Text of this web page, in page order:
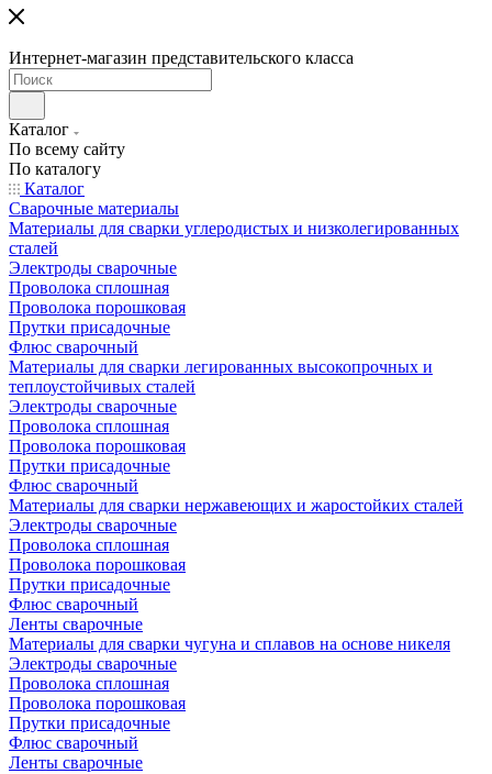
Интернет-магазин представительского класса
Каталог
По всему сайту
По каталогу
Каталог
Сварочные материалы
Материалы для сварки углеродистых и низколегированных
сталей
Электроды сварочные
Проволока сплошная
Проволока порошковая
Прутки присадочные
Флюс сварочный
Материалы для сварки легированных высокопрочных и
теплоустойчивых сталей
Электроды сварочные
Проволока сплошная
Проволока порошковая
Прутки присадочные
Флюс сварочный
Материалы для сварки нержавеющих и жаростойких сталей
Электроды сварочные
Проволока сплошная
Проволока порошковая
Прутки присадочные
Флюс сварочный
Ленты сварочные
Материалы для сварки чугуна и сплавов на основе никеля
Электроды сварочные
Проволока сплошная
Проволока порошковая
Прутки присадочные
Флюс сварочный
Ленты сварочные